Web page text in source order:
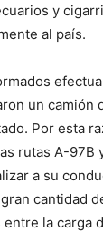
y
al país.
un camión
Por esta
rutas A-97B
a su
cantidad
la carga